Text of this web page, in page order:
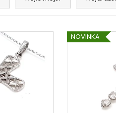
NOVINKA